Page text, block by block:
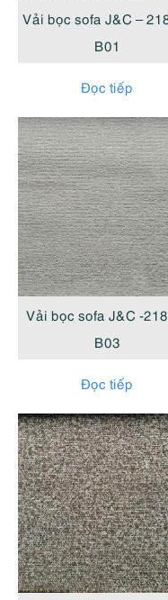
Vải bọc sofa J&C –
B01
Đọc tiếp
Vải bọc sofa J&C -
B03
Đọc tiếp